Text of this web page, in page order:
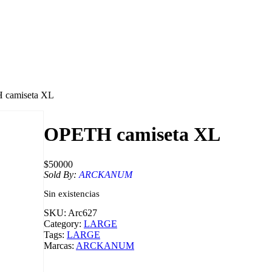
camiseta XL
OPETH camiseta XL
$50000
Sold By: ARCKANUM
Sin existencias
SKU: Arc627
Category: LARGE
Tags: LARGE
Marcas: ARCKANUM